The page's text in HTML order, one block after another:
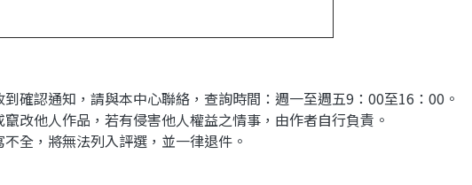
確認通知，請與本中心聯絡，查詢時間：週一至週五9：00至16：00。
改他人作品，若有侵害他人權益之情事，由作者自行負責。
全，將無法列入評選，並一律退件。